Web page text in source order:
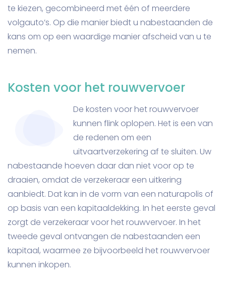
te kiezen, gecombineerd met één of meerdere
volgauto’s. Op die manier biedt u nabestaanden de
kans om op een waardige manier afscheid van u te
nemen.
Kosten voor het rouwvervoer
De kosten voor het rouwvervoer
kunnen flink oplopen. Het is een van
de redenen om een
uitvaartverzekering af te sluiten. Uw
nabestaande hoeven daar dan niet voor op te
draaien, omdat de verzekeraar een uitkering
aanbiedt. Dat kan in de vorm van een naturapolis of
op basis van een kapitaaldekking. In het eerste geval
zorgt de verzekeraar voor het rouwvervoer. In het
tweede geval ontvangen de nabestaanden een
kapitaal, waarmee ze bijvoorbeeld het rouwvervoer
kunnen inkopen.